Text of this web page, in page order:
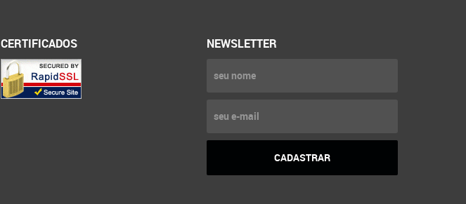
CERTIFICADOS NEWSLETTER
CADASTRAR